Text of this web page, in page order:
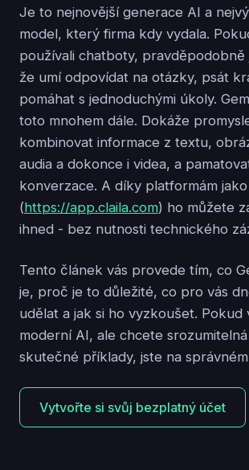
Je to nejnovější generace AI a
model, který firma kdy vydala.
používali chatboty, pravděpodobně
že umí odpovídat na otázky, psát
pomáhat s jednoduchými úkoly.
toto mnohem dále. Dokáže
kombinovat informace z textu,
audia a dokonce i videa, a
konverzace. A díky platformám jako
(https://app.claila.com) ho můžete
ihned - bez nutnosti technického
Tento článek vás provede tím, co
je, proč je to důležité, co pro vás
udělat a jak si ho vyzkoušet. Pokud
moderní AI, ale chcete
skutečné příklady, jste na
Vytvořte si svůj bezplatný účet